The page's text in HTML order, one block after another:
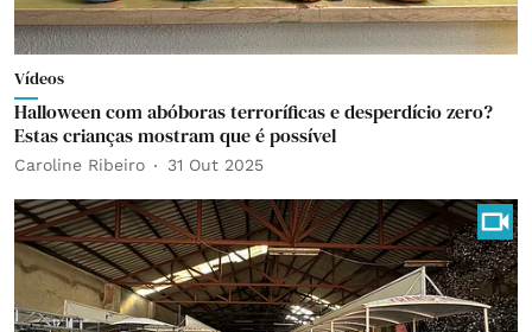
Vídeos
Halloween com abóboras terroríficas e desperdício zero?
Estas crianças mostram que é possível
Caroline Ribeiro 31 Out 2025